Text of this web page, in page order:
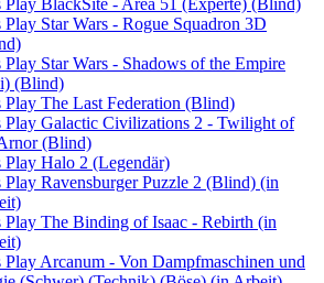
Play BlackSite - Area 51 (Experte) (Blind)
Play Star Wars - Rogue Squadron 3D
Play Star Wars - Shadows of the Empire
(Blind)
Play The Last Federation (Blind)
Play Galactic Civilizations 2 - Twilight of
(Blind)
Play Halo 2 (Legendär)
Play Ravensburger Puzzle 2 (Blind) (in
Play The Binding of Isaac - Rebirth (in
Play Arcanum - Von Dampfmaschinen und